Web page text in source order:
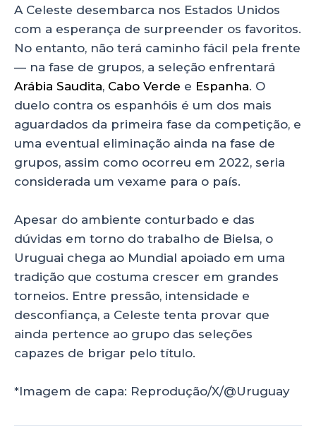
A Celeste desembarca nos Estados Unidos
com a esperança de surpreender os favoritos.
No entanto, não terá caminho fácil pela frente
— na fase de grupos, a seleção enfrentará
Arábia Saudita, Cabo Verde e Espanha. O
duelo contra os espanhóis é um dos mais
aguardados da primeira fase da competição, e
uma eventual eliminação ainda na fase de
grupos, assim como ocorreu em 2022, seria
considerada um vexame para o país.
Apesar do ambiente conturbado e das
dúvidas em torno do trabalho de Bielsa, o
Uruguai chega ao Mundial apoiado em uma
tradição que costuma crescer em grandes
torneios. Entre pressão, intensidade e
desconfiança, a Celeste tenta provar que
ainda pertence ao grupo das seleções
capazes de brigar pelo título.
*Imagem de capa: Reprodução/X/@Uruguay